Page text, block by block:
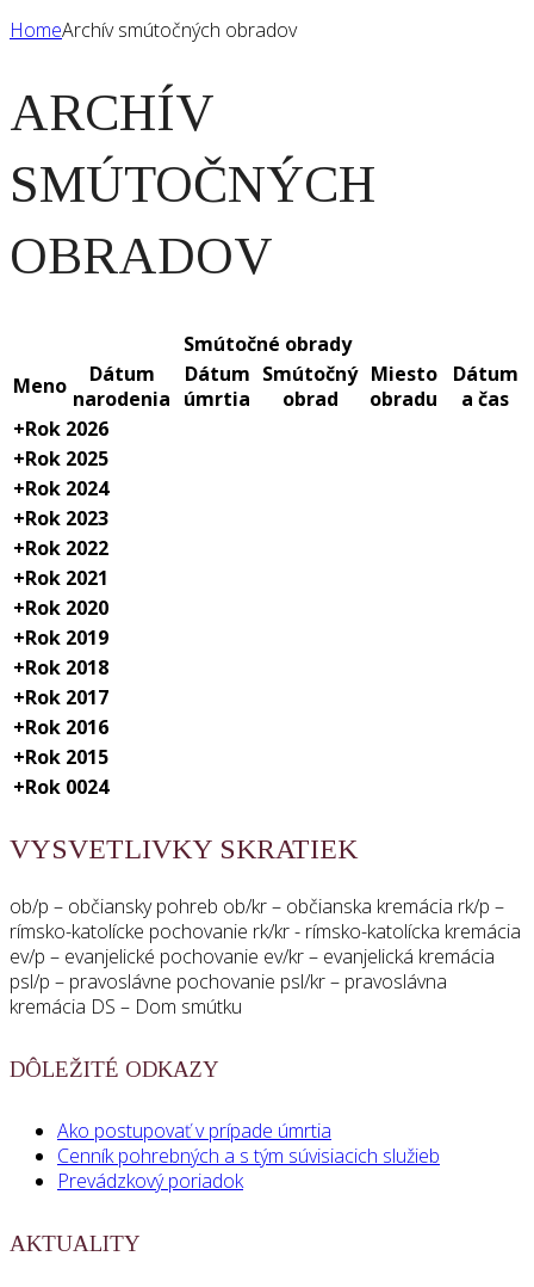
Pohrebné obrady
Mestské cintoríny
Cintorín Veľká
Cintorín Spišská Sobota
Cintorín Matejovce
Cintorínske služby
Vybavovacia kancelária
Vybavovacia kancelária
Cenník pohrebných a s tým súvisiacich služieb
Ako postupovať v prípade úmrtia
Archív smútočných obradov
Legislatíva
Základné údaje spoločnosti
Prevádzkový poriadok
Zverejňovanie – faktúry
Zverejňovanie – objednávky
Zverejňovanie – zmluvy
Zverejňovanie – zmluvy o hrobové miesta
Ochrana osobných údajov
Kontakty
Home Archív smútočných obradov
ARCHÍV
SMÚTOČNÝCH
OBRADOV
Smútočné obrady
Dátum
Dátum
+Rok 2026
Rok 2024
Rok 2023
Rok 2022
+Rok 2020